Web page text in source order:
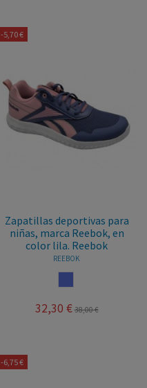
-5,70 €
Zapatillas deportivas para
niñas, marca Reebok, en
color lila. Reebok
REEBOK
32,30 € 38,00 €
-6,75 €